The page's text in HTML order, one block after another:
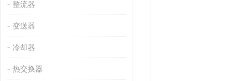
整流器
变送器
冷却器
热交换器